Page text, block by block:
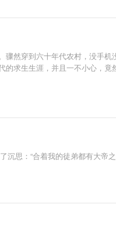
然穿到六十年代农村，没手机
求生生涯，并且一不小心，竟
思：“合着我的徒弟都有大帝